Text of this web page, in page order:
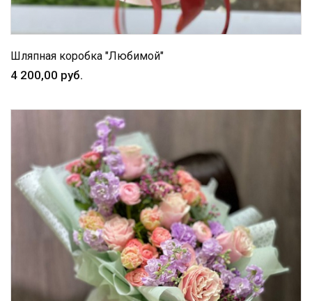
Шляпная коробка "Любимой"
4 200,00 руб.